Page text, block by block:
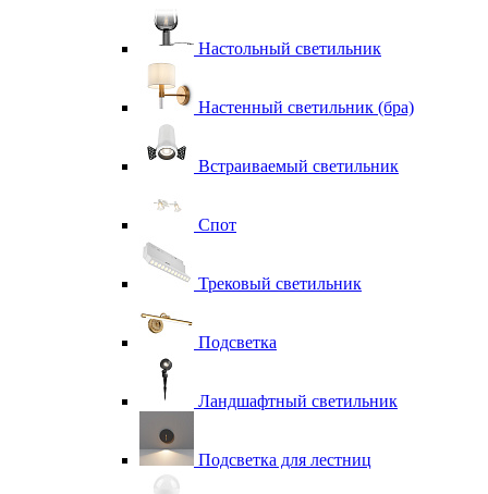
Настольный светильник
Настенный светильник (бра)
Встраиваемый светильник
Спот
Трековый светильник
Подсветка
Ландшафтный светильник
Подсветка для лестниц